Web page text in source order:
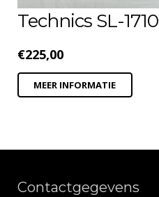
Technics SL-1710
€225,00
MEER INFORMATIE
Contactgegevens